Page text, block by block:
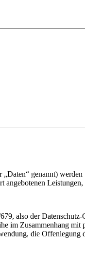
„Daten“ genannt)
angebotenen Leistungen,
also der
im Zusammenhang
die